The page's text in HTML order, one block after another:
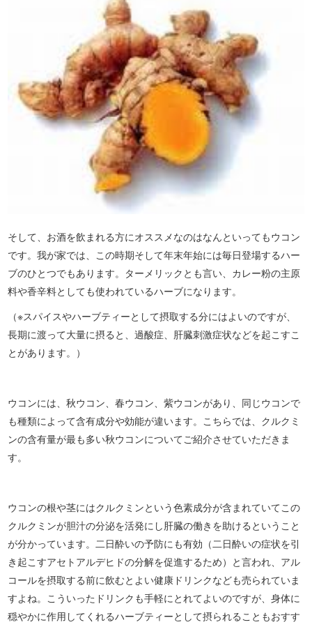
そして、お酒を飲まれる方にオススメなのはなんといってもウコン
です。我が家では、この時期そして年末年始には毎日登場するハー
ブのひとつでもあります。ターメリックとも言い、カレー粉の主原
料や香辛料としても使われているハーブになります。
（※スパイスやハーブティーとして摂取する分にはよいのですが、
長期に渡って大量に摂ると、過酸症、肝臓刺激症状などを起こすこ
とがあります。）
ウコンには、秋ウコン、春ウコン、紫ウコンがあり、同じウコンで
も種類によって含有成分や効能が違います。こちらでは、クルクミ
ンの含有量が最も多い秋ウコンについてご紹介させていただきま
す。
ウコンの根や茎にはクルクミンという色素成分が含まれていてこの
クルクミンが胆汁の分泌を活発にし肝臓の働きを助けるということ
が分かっています。二日酔いの予防にも有効（二日酔いの症状を引
き起こすアセトアルデヒドの分解を促進するため）と言われ、アル
コールを摂取する前に飲むとよい健康ドリンクなども売られていま
すよね。こういったドリンクも手軽にとれてよいのですが、身体に
穏やかに作用してくれるハーブティーとして摂られることもおすす